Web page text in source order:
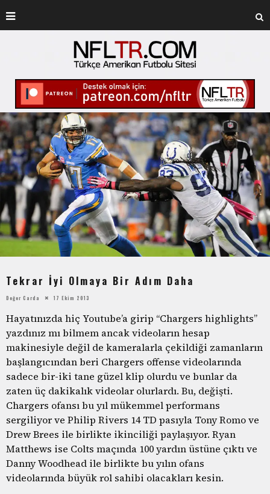
Tekrar İyi Olmaya Bir Adım Daha
Değer Carda 17 Ekim 2013
Hayatınızda hiç Youtube’a girip “Chargers highlights”
yazdınız mı bilmem ancak videoların hesap
makinesiyle değil de kameralarla çekildiği zamanların
başlangıcından beri Chargers offense videolarında
sadece bir-iki tane güzel klip olurdu ve bunlar da
zaten üç dakikalık videolar olurlardı. Bu, değişti.
Chargers ofansı bu yıl mükemmel performans
sergiliyor ve Philip Rivers 14 TD pasıyla Tony Romo ve
Drew Brees ile birlikte ikinciliği paylaşıyor. Ryan
Matthews ise Colts maçında 100 yardın üstüne çıktı ve
Danny Woodhead ile birlikte bu yılın ofans
videolarında büyük rol sahibi olacakları kesin.